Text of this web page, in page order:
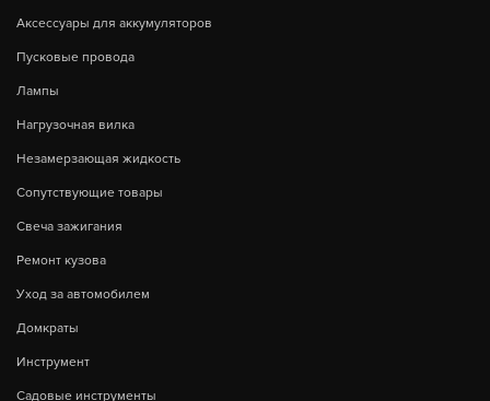
Аксессуары для аккумуляторов
Пусковые провода
Лампы
Нагрузочная вилка
Незамерзающая жидкость
Сопутствующие товары
Свеча зажигания
Ремонт кузова
Уход за автомобилем
Домкраты
Инструмент
Садовые инструменты